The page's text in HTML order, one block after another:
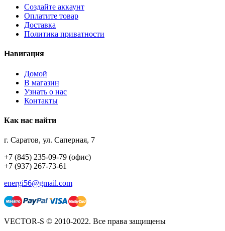
Создайте аккаунт
Оплатите товар
Доставка
Политика приватности
Навигация
Домой
В магазин
Узнать о нас
Контакты
Как нас найти
г. Саратов, ул. Саперная, 7
+7 (845) 235-09-79 (офис)
+7 (937) 267-73-61
energi56@gmail.com
VECTOR-S © 2010-2022. Все права защищены